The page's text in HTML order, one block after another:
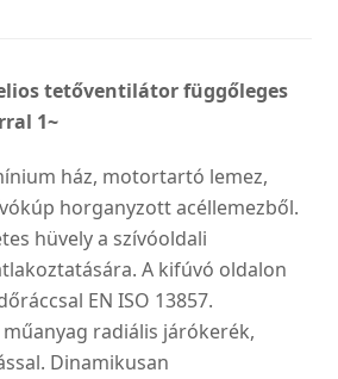
tetőventilátor függőleges
1~
ház, motortartó lemez,
horganyzott acéllemezből.
hüvely a szívóoldali
A kifúvó oldalon
EN ISO 13857.
radiális járókerék,
Dinamikusan